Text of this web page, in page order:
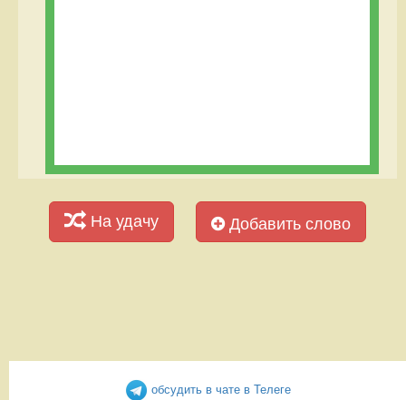
На удачу Добавить слово
обсудить в чате в Телеге